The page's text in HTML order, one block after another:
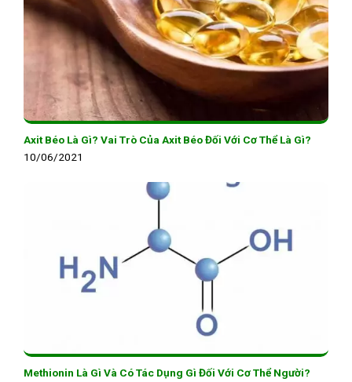
Axit Béo Là Gì? Vai Trò Của Axit Béo Đối Với Cơ Thể Là Gì?
10/06/2021
Methionin Là Gì Và Có Tác Dụng Gì Đối Với Cơ Thể Người?